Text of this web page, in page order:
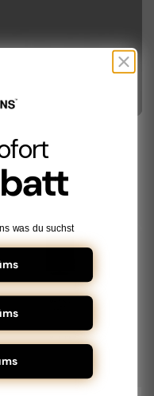
was du suchst